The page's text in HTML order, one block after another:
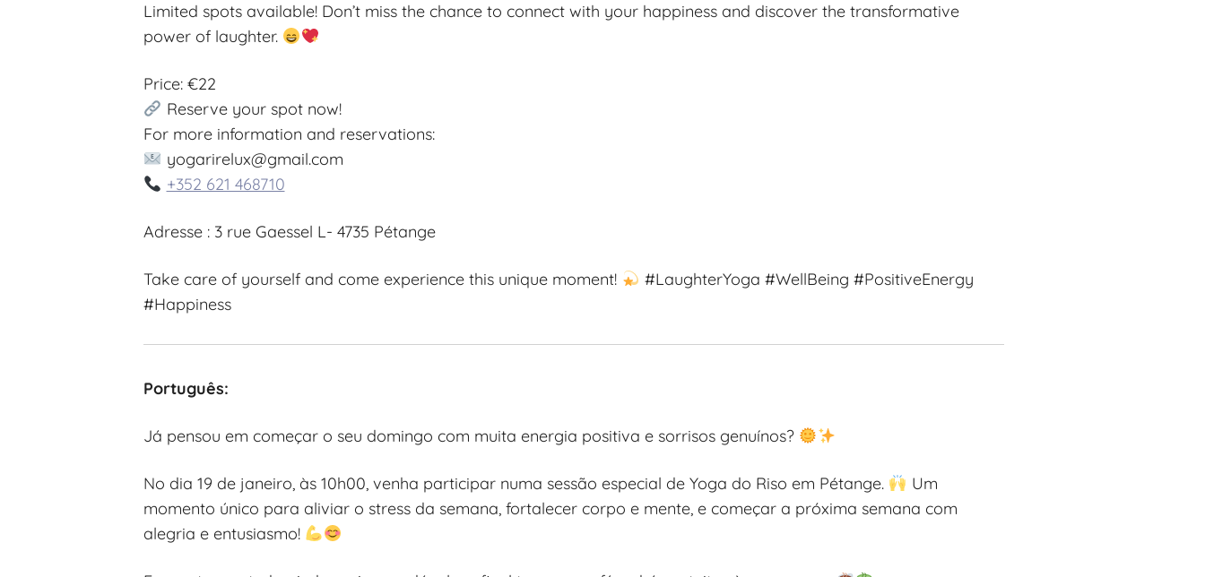
Limited spots available! Don’t miss the chance to connect with your happiness and discover the transformative
power of laughter.
Price: €22
Reserve your spot now!
For more information and reservations:
yogarirelux@gmail.com
+352 621 468710
Adresse : 3 rue Gaessel L- 4735 Pétange
Take care of yourself and come experience this unique moment!
#LaughterYoga #WellBeing #PositiveEnergy
#Happiness
Português:
Já pensou em começar o seu domingo com muita energia positiva e sorrisos genuínos?
No dia 19 de janeiro, às 10h00, venha participar numa sessão especial de Yoga do Riso em Pétange.
Um
momento único para aliviar o stress da semana, fortalecer corpo e mente, e começar a próxima semana com
alegria e entusiasmo!